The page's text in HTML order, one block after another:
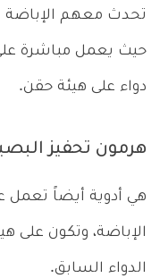
تحدث معهم الإباضة
حيث يعمل مباشرة
دواء على هيئة حقن.
هرمون تحفيز
هي أدوية أيضاً تعمل
الإباضة، وتكون على
الدواء السابق.